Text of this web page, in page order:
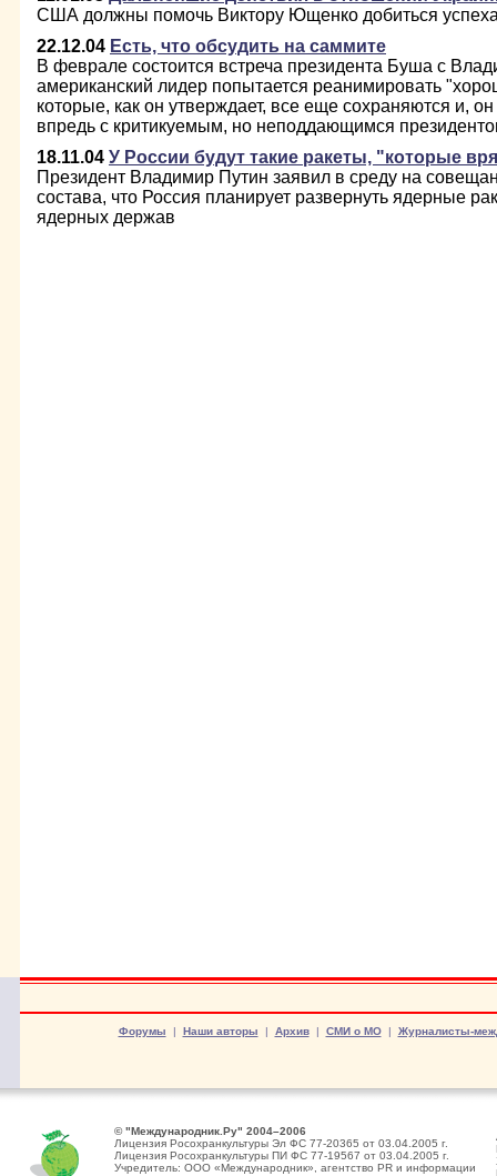
США должны помочь Виктору Ющенко добиться успеха
22.12.04 Есть, что обсудить на саммите
В феврале состоится встреча президента Буша с
американский лидер попытается реанимировать
которые, как он утверждает, все еще сохраняются и,
впредь с критикуемым, но неподдающимся
18.11.04 У России будут такие ракеты, "которые
Президент Владимир Путин заявил в среду на
состава, что Россия планирует развернуть ядерные
ядерных держав
Форумы | Наши авторы | Архив| СМИ о МО| Журналисты-
© "Международник.Ру" 2004–2006
Лицензия Росохранкультуры Эл ФС 77-20365 от 03.04.2005 г.
Лицензия Росохранкультуры ПИ ФС 77-19567 от 03.04.2005 г.
Учредитель: ООО «Международник», агентство PR и информации